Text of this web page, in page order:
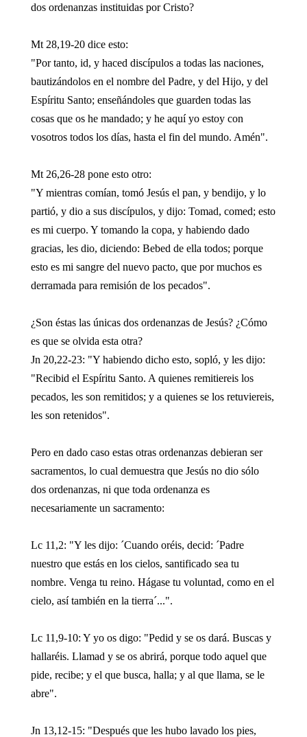
dos ordenanzas instituidas por Cristo?
Mt 28,19-20 dice esto:
"Por tanto, id, y haced discípulos a todas las naciones,
bautizándolos en el nombre del Padre, y del Hijo, y del
Espíritu Santo; enseñándoles que guarden todas las
cosas que os he mandado; y he aquí yo estoy con
vosotros todos los días, hasta el fin del mundo. Amén".
Mt 26,26-28 pone esto otro:
"Y mientras comían, tomó Jesús el pan, y bendijo, y lo
partió, y dio a sus discípulos, y dijo: Tomad, comed; esto
es mi cuerpo. Y tomando la copa, y habiendo dado
gracias, les dio, diciendo: Bebed de ella todos; porque
esto es mi sangre del nuevo pacto, que por muchos es
derramada para remisión de los pecados".
¿Son éstas las únicas dos ordenanzas de Jesús? ¿Cómo
es que se olvida esta otra?
Jn 20,22-23: "Y habiendo dicho esto, sopló, y les dijo:
"Recibid el Espíritu Santo. A quienes remitiereis los
pecados, les son remitidos; y a quienes se los retuviereis,
les son retenidos".
Pero en dado caso estas otras ordenanzas debieran ser
sacramentos, lo cual demuestra que Jesús no dio sólo
dos ordenanzas, ni que toda ordenanza es
necesariamente un sacramento:
Lc 11,2: "Y les dijo: ´Cuando oréis, decid: ´Padre
nuestro que estás en los cielos, santificado sea tu
nombre. Venga tu reino. Hágase tu voluntad, como en el
cielo, así también en la tierra´...".
Lc 11,9-10: Y yo os digo: "Pedid y se os dará. Buscas y
hallaréis. Llamad y se os abrirá, porque todo aquel que
pide, recibe; y el que busca, halla; y al que llama, se le
abre".
Jn 13,12-15: "Después que les hubo lavado los pies,